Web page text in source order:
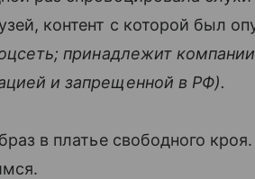
контент с которой был
принадлежит
и запрещенной в РФ).
в платье свободного